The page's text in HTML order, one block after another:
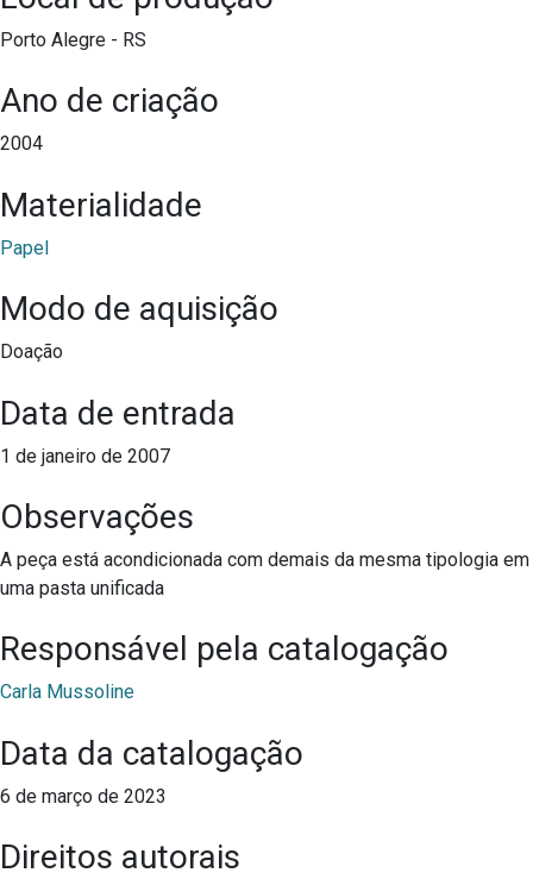
Porto Alegre - RS
Ano de criação
2004
Materialidade
Papel
Modo de aquisição
Doação
Data de entrada
1 de janeiro de 2007
Observações
A peça está acondicionada com demais da mesma tipologia em
uma pasta unificada
Responsável pela catalogação
Carla Mussoline
Data da catalogação
6 de março de 2023
Direitos autorais